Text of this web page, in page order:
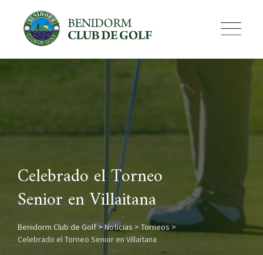
content
Celebrado el Torneo
Senior en Villaitana
Benidorm Club de Golf>Noticias > Torneos>
Celebrado el Torneo Senior en Villaitana